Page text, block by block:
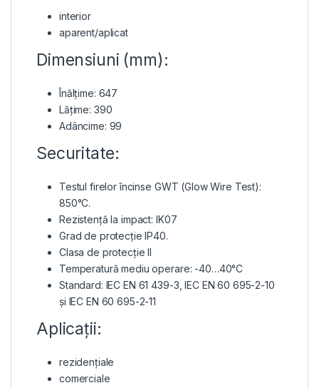
interior
aparent/aplicat
Dimensiuni (mm):
Înălțime: 647
Lățime: 390
Adâncime: 99
Securitate:
Testul firelor încinse GWT (Glow Wire Test):
850°C.
Rezistență la impact: IK07
Grad de protecție IP40.
Clasa de protecție II
Temperatură mediu operare: -40…40°C
Standard: IEC EN 61 439-3, ΙΕC EN 60 695-2-10
și IEC EN 60 695-2-11
Aplicații:
rezidențiale
comerciale